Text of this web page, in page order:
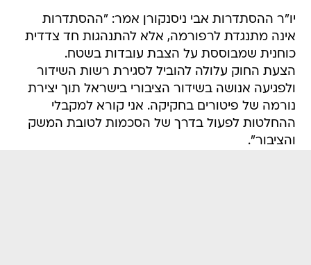
יו"ר ההסתדרות אבי ניסנקורן אמר: "ההסתדרות
אינה מתנגדת לרפורמה, אלא להתנהגות חד צדדית
כוחנית שמבוססת על הצבת עובדות בשטח.
הצעת החוק עלולה להוביל לסגירת רשות השידור
ולפגיעה אנושה בשידור הציבורי בישראל תוך יצירת
נורמה של פיטורים בחקיקה. אני קורא למקבלי
ההחלטות לפעול בדרך של הסכמות לטובת המשק
והציבור".